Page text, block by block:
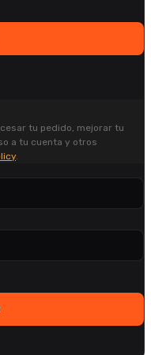
tu pedido, mejorar tu
a tu cuenta y otros
.